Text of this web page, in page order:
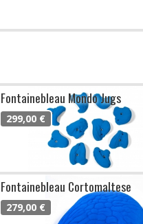
Fontainebleau Mondo Jugs
299,00 €
Fontainebleau Cortomaltese
279,00 €